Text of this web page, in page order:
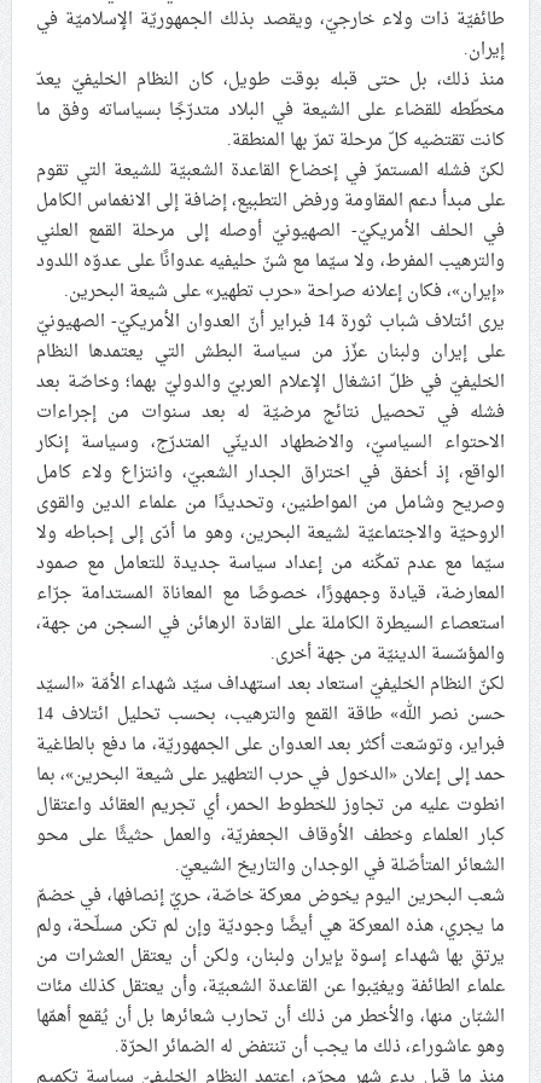
علماء البحرين: طلب الترخيص والإجازة من السلطة في
ممارسة الشعائر الحسينيّة هو في حقيقته محاربة لقضيّة
الإمام الحسين «ع»
لجنة مراسم الوداع والتشييع ومواراة الجثمان للإمام الشهيد
السيّد علي الحسيني الخامنئي تنشر تفاصيل التشييع في
إيران والعراق
طائفيّة ذات ولاء خارجيّ، ويقصد بذلك الجمهوريّة الإسلاميّة في
إيران.
منذ ذلك، بل حتى قبله بوقت طويل، كان النظام الخليفيّ يعدّ
مخطّطه للقضاء على الشيعة في البلاد متدرّجًا بسياساته وفق ما
كانت تقتضيه كلّ مرحلة تمرّ بها المنطقة.
لكنّ فشله المستمرّ في إخضاع القاعدة الشعبيّة للشيعة التي تقوم
على مبدأ دعم المقاومة ورفض التطبيع، إضافة إلى الانغماس الكامل
في الحلف الأمريكيّ- الصهيونيّ أوصله إلى مرحلة القمع العلني
والترهيب المفرط، ولا سيّما مع شنّ حليفيه عدوانًا على عدوّه اللدود
«إيران»، فكان إعلانه صراحة «حرب تطهير» على شيعة البحرين.
يرى ائتلاف شباب ثورة 14 فبراير أنّ العدوان الأمريكيّ- الصهيونيّ
على إيران ولبنان عزّز من سياسة البطش التي يعتمدها النظام
الخليفيّ في ظلّ انشغال الإعلام العربيّ والدوليّ بهما؛ وخاصّة بعد
فشله في تحصيل نتائج مرضيّة له بعد سنوات من إجراءات
الاحتواء السياسيّ، والاضطهاد الدينّي المتدرّج، وسياسة إنكار
الواقع، إذ أخفق في اختراق الجدار الشعبيّ، وانتزاع ولاء كامل
وصريح وشامل من المواطنين، وتحديدًا من علماء الدين والقوى
الروحيّة والاجتماعيّة لشيعة البحرين، وهو ما أدّى إلى إحباطه ولا
سيّما مع عدم تمكّنه من إعداد سياسة جديدة للتعامل مع صمود
المعارضة، قيادة وجمهورًا، خصوصًا مع المعاناة المستدامة جرّاء
استعصاء السيطرة الكاملة على القادة الرهائن في السجن من جهة،
والمؤسّسة الدينيّة من جهة أخرى.
لكنّ النظام الخليفيّ استعاد بعد استهداف سيّد شهداء الأمّة «السيّد
حسن نصر الله» طاقة القمع والترهيب، بحسب تحليل ائتلاف 14
فبراير، وتوسّعت أكثر بعد العدوان على الجمهوريّة، ما دفع بالطاغية
حمد إلى إعلان «الدخول في حرب التطهير على شيعة البحرين»، بما
انطوت عليه من تجاوز للخطوط الحمر، أي تجريم العقائد واعتقال
كبار العلماء وخطف الأوقاف الجعفريّة، والعمل حثيثًا على محو
الشعائر المتأصّلة في الوجدان والتاريخ الشيعيّ.
شعب البحرين اليوم يخوض معركة خاصّة، حريّ إنصافها، في خضمّ
ما يجري، هذه المعركة هي أيضًا وجوديّة وإن لم تكن مسلّحة، ولم
يرتقِ بها شهداء إسوة بإيران ولبنان، ولكن أن يعتقل العشرات من
علماء الطائفة ويغيّبوا عن القاعدة الشعبيّة، وأن يعتقل كذلك مئات
الشبّان منها، والأخطر من ذلك أن تحارب شعائرها بل أن يُقمع أهمّها
وهو عاشوراء، ذلك ما يجب أن تنتفض له الضمائر الحرّة.